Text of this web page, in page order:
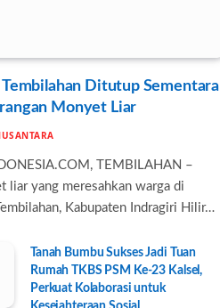
Tembilahan Ditutup Sementara
Monyet Liar
TEMBILAHAN –
liar yang meresahkan warga di
Kabupaten Indragiri Hilir…
Tanah Bumbu Sukses Jadi Tuan
Rumah TKBS PSM Ke-23 Kalsel,
Perkuat Kolaborasi untuk